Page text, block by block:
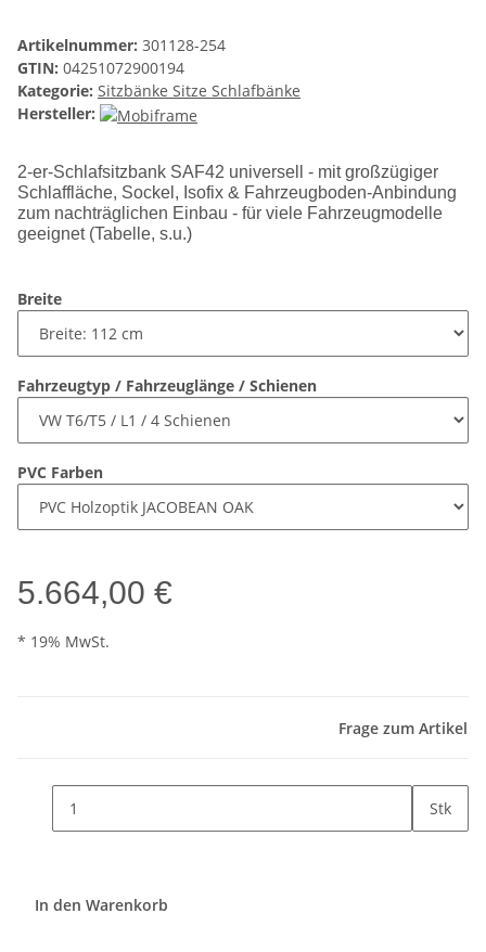
Artikelnummer: 301128-254
GTIN: 04251072900194
Kategorie: Sitzbänke Sitze Schlafbänke
Hersteller:
2-er-Schlafsitzbank SAF42 universell - mit großzügiger
Schlaffläche, Sockel, Isofix & Fahrzeugboden-Anbindung
zum nachträglichen Einbau - für viele Fahrzeugmodelle
geeignet (Tabelle, s.u.)
Breite
Fahrzeugtyp / Fahrzeuglänge / Schienen
PVC Farben
5.664,00 €
* 19% MwSt.
Frage zum Artikel
Stk
In den Warenkorb